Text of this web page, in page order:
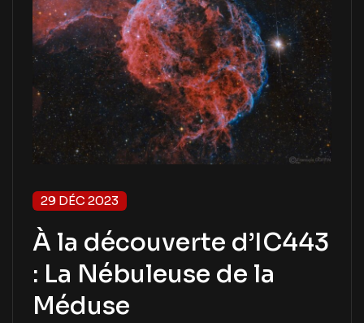
29 DÉC 2023
À la découverte d’IC443
: La Nébuleuse de la
Méduse